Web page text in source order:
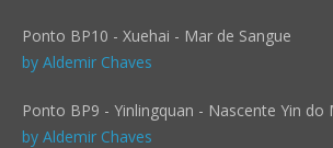
Ponto BP10 - Xuehai - Mar de Sangue
by Aldemir Chaves
Ponto BP9 - Yinlingquan - Nascente Yin do
by Aldemir Chaves